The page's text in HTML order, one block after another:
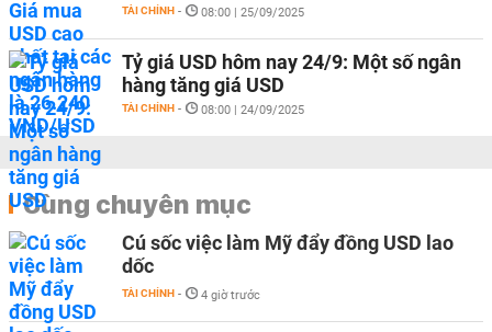
TÀI CHÍNH - 08:00 | 25/09/2025
Tỷ giá USD hôm nay 24/9: Một số ngân
hàng tăng giá USD
TÀI CHÍNH - 08:00 | 24/09/2025
Cùng chuyên mục
Cú sốc việc làm Mỹ đẩy đồng USD lao
dốc
TÀI CHÍNH - 4 giờ trước